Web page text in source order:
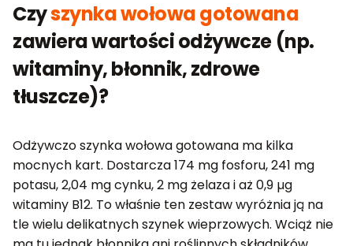
Czyszynka wołowa gotowana
zawiera wartości odżywcze (np.
witaminy, błonnik, zdrowe
tłuszcze)?
Odżywczo szynka wołowa gotowana ma kilka
mocnych kart. Dostarcza 174 mg fosforu, 241 mg
potasu, 2,04 mg cynku, 2 mg żelaza i aż 0,9 µg
witaminy B12. To właśnie ten zestaw wyróżnia ją na
tle wielu delikatnych szynek wieprzowych. Wciąż nie